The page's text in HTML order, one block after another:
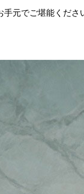
手元でご堪能くださ